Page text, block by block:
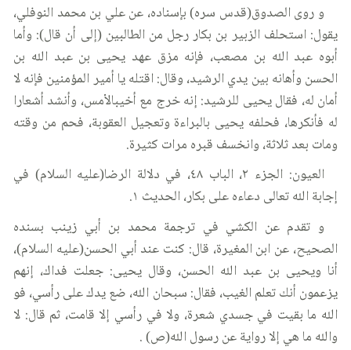
و روى الصدوق(قدس سره) بإسناده، عن علي بن محمد النوفلي،
يقول: استحلف الزبير بن بكار رجل من الطالبين (إلى أن قال): وأما
أبوه عبد الله بن مصعب، فإنه مزق عهد يحيى بن عبد الله بن
الحسن وأهانه بين يدي الرشيد، وقال: اقتله يا أمير المؤمنين فإنه لا
أمان له، فقال يحيى للرشيد: إنه خرج مع أخيبالأمس، وأنشد أشعارا
له فأنكرها، فحلفه يحيى بالبراءة وتعجيل العقوبة، فحم من وقته
ومات بعد ثلاثة، وانخسف قبره مرات كثيرة.
العيون: الجزء ٢، الباب ٤٨، في دلالة الرضا(عليه السلام) في
إجابة الله تعالى دعاءه على بكار، الحديث ١.
و تقدم عن الكشي في ترجمة محمد بن أبي زينب بسنده
الصحيح، عن ابن المغيرة، قال: كنت عند أبي الحسن(عليه السلام)،
أنا ويحيى بن عبد الله الحسن، وقال يحيى: جعلت فداك، إنهم
يزعمون أنك تعلم الغيب، فقال: سبحان الله، ضع يدك على رأسي، فو
الله ما بقيت في جسدي شعرة، ولا في رأسي إلا قامت، ثم قال: لا
والله ما هي إلا رواية عن رسول الله(ص) .